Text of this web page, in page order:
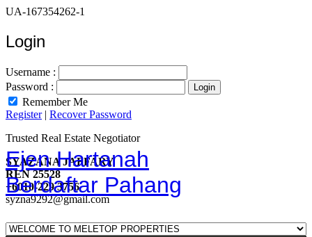
UA-167354262-1
Login
Username :
Password :
Remember Me
Register| Recover Password
Ejen Hartanah
Berdaftar Pahang
Trusted Real Estate Negotiator
SYAZANA JAFFARY
REN 25528
+6010-229 3756
syzna9292@gmail.com